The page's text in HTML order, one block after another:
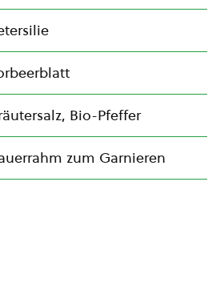
Bio-Pfeffer
zum Garnieren